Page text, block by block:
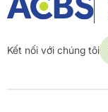
Kết nối với chúng tôi